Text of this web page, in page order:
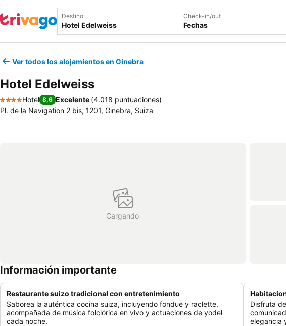
Destino Check-in/out
Fechas
Ver todos los alojamientos en Ginebra
Hotel Edelweiss
4 Estrellas
Hotel 8,6 Excelente (4.018 puntuaciones)
Pl. de la Navigation 2 bis, 1201, Ginebra, Suiza
Cargando
Información importante
Restaurante suizo tradicional con entretenimiento
Saborea la auténtica cocina suiza, incluyendo fondue y raclette,
acompañada de música folclórica en vivo y actuaciones de yodel
cada noche.
Disfruta
elegancia